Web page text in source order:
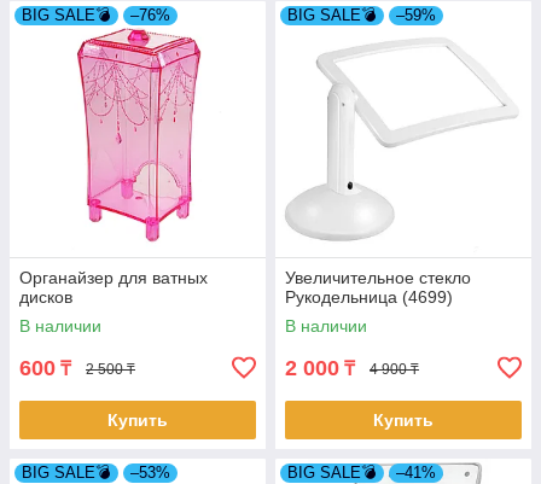
BIG SALE💣 –76%
Органайзер для ватных
дисков
В наличии
600 ₸ 2 500 ₸
Купить
BIG SALE💣 –59%
Увеличительное стекло
Рукодельница (4699)
В наличии
2 000 ₸ 4 900 ₸
Купить
BIG SALE💣 –53% BIG SALE💣 –41%